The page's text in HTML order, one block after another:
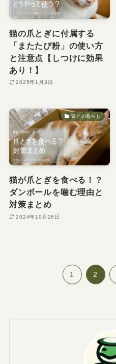
猫の爪とぎに付属する
「またたび粉」の使い方
と注意点【しつけに効果
あり！】
2025年1月3日
猫との暮らし
猫が爪とぎを食べる！？
ダンボールを噛む理由と
対策まとめ
2024年10月26日
1 2